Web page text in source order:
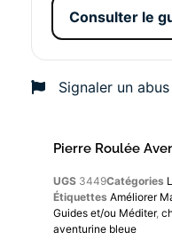
Consulter le
Signaler un abus
Pierre Roulée
UGS 3449Catégories
Étiquettes Améliorer
Guides et/ou Méditer,
aventurine bleue